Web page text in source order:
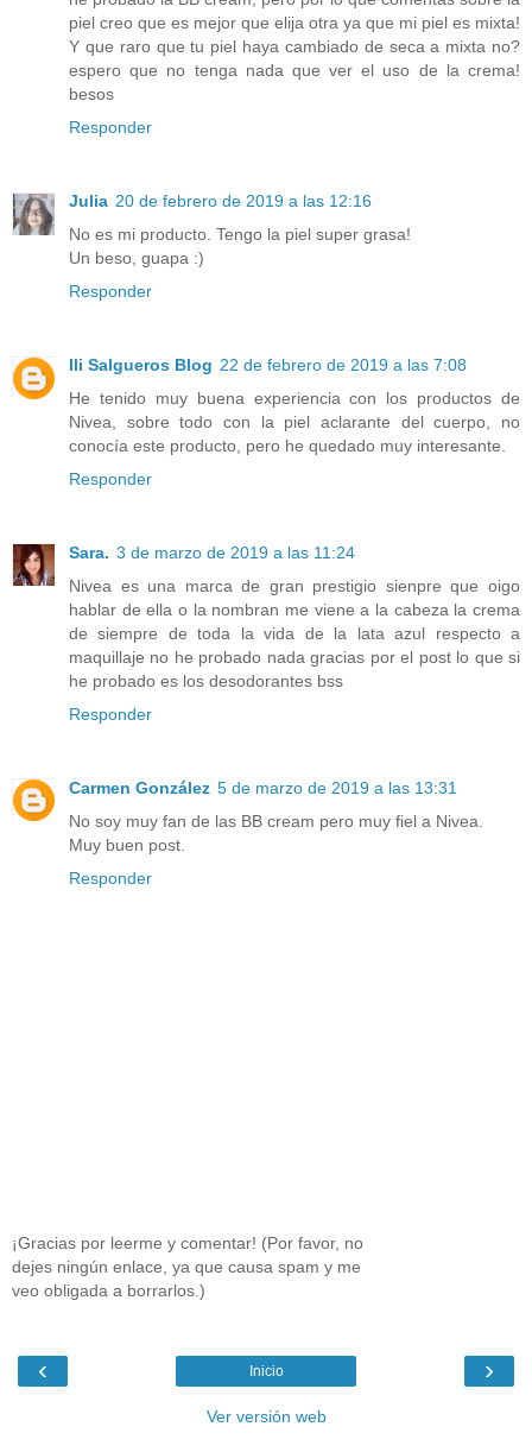
piel creo que es mejor que elija otra ya que mi piel es mixta!
Y que raro que tu piel haya cambiado de seca a mixta no?
espero que no tenga nada que ver el uso de la crema!
besos
Responder
Julia 20 de febrero de 2019 a las 12:16
No es mi producto. Tengo la piel super grasa!
Un beso, guapa :)
Responder
Ili Salgueros Blog 22 de febrero de 2019 a las 7:08
He tenido muy buena experiencia con los productos de
Nivea, sobre todo con la piel aclarante del cuerpo, no
conocía este producto, pero he quedado muy interesante.
Responder
Sara. 3 de marzo de 2019 a las 11:24
Nivea es una marca de gran prestigio sienpre que oigo
hablar de ella o la nombran me viene a la cabeza la crema
de siempre de toda la vida de la lata azul respecto a
maquillaje no he probado nada gracias por el post lo que si
he probado es los desodorantes bss
Responder
Carmen González 5 de marzo de 2019 a las 13:31
No soy muy fan de las BB cream pero muy fiel a Nivea.
Muy buen post.
Responder
¡Gracias por leerme y comentar! (Por favor, no
dejes ningún enlace, ya que causa spam y me
veo obligada a borrarlos.)
‹ ›
Inicio
Ver versión web